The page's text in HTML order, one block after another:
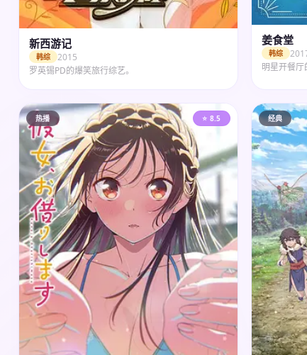
新西游记
韩综
2015
罗英锡PD的爆笑旅行综艺。
姜食堂
韩综
明星开餐厅
热播 ⭐ 8.5 经典